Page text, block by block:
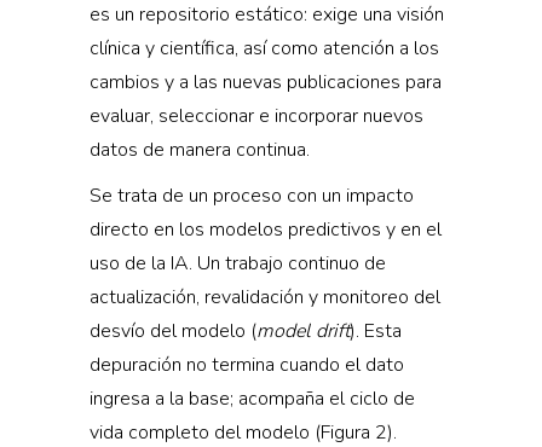
es un repositorio estático: exige una visión
clínica y científica, así como atención a los
cambios y a las nuevas publicaciones para
evaluar, seleccionar e incorporar nuevos
datos de manera continua.
Se trata de un proceso con un impacto
directo en los modelos predictivos y en el
uso de la IA. Un trabajo continuo de
actualización, revalidación y monitoreo del
desvío del modelo (model drift). Esta
depuración no termina cuando el dato
ingresa a la base; acompaña el ciclo de
vida completo del modelo (Figura 2).